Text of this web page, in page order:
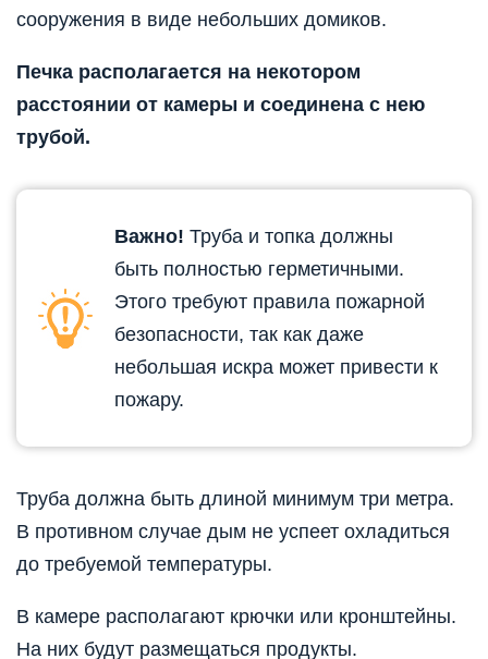
сооружения в виде небольших домиков.
Печка располагается на некотором
расстоянии от камеры и соединена с нею
трубой.
Важно! Труба и топка должны
быть полностью герметичными.
Этого требуют правила пожарной
безопасности, так как даже
небольшая искра может привести к
пожару.
Труба должна быть длиной минимум три метра.
В противном случае дым не успеет охладиться
до требуемой температуры.
В камере располагают крючки или кронштейны.
На них будут размещаться продукты.